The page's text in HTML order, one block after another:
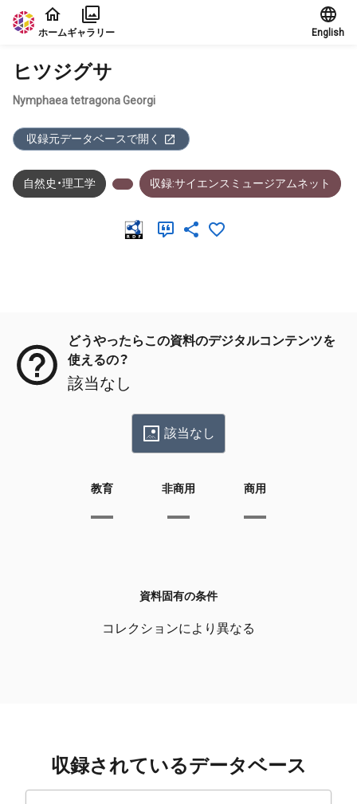
本文に飛ぶ
ホームギャラリー English
ヒツジグサ
Nymphaea tetragona Georgi
収録元データベースで開く
自然史・理工学 収録:サイエンスミュージアムネット
どうやったらこの資料のデジタルコンテンツを
使えるの？
該当なし
該当なし
教育 非商用 商用
資料固有の条件
コレクションにより異なる
収録されているデータベース